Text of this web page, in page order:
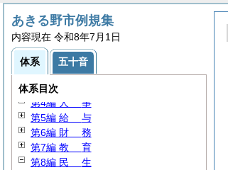
あきる野市例規集
内容現在 令和8年7月1日
体系 五十音
体系目次
第1編総規
第2編議会
第3編 執行機関
第4編 人 事
第5編 給 与
第6編 財 務
第7編 教 育
第8編 民 生